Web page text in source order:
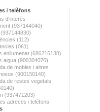
i telèfons
d'interès
(937144040)
(112)
(061)
enllumenat (686216138)
aigua (900304070)
de mobles i altres
(900150140)
de restes vegetals
(937471203)
adreces i telèfons